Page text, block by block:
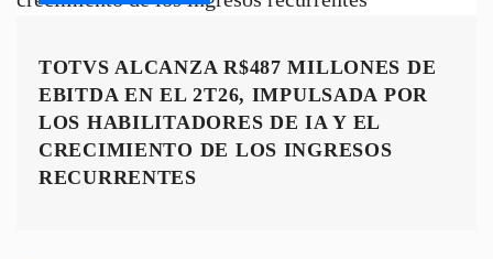
TOTVS ALCANZA R$487 MILLONES DE
EBITDA EN EL 2T26, IMPULSADA POR
LOS HABILITADORES DE IA Y EL
CRECIMIENTO DE LOS INGRESOS
RECURRENTES